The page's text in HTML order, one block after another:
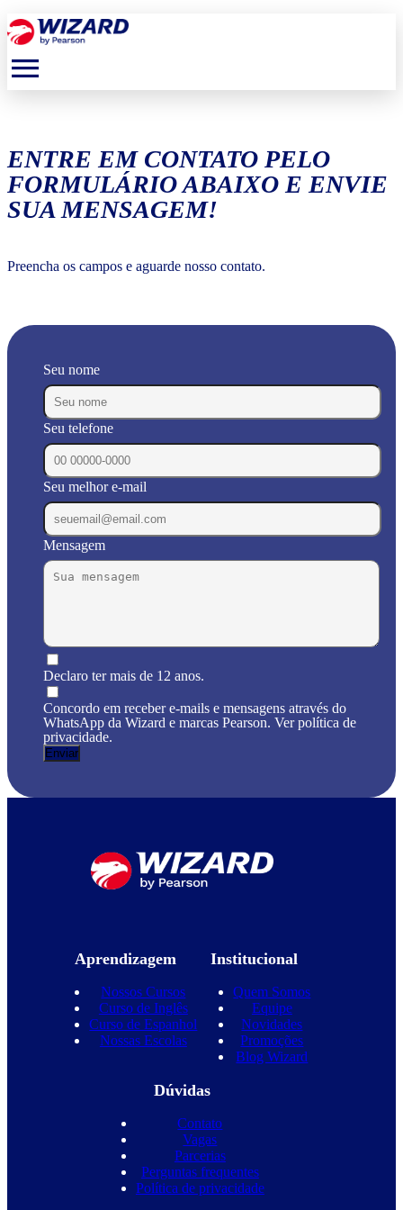
menu
ENTRE EM CONTATO PELO
FORMULÁRIO ABAIXO E ENVIE
SUA MENSAGEM!
Preencha os campos e aguarde nosso contato.
Seu nome
Seu telefone
Seu melhor e-mail
Mensagem
Declaro ter mais de 12 anos.
Concordo em receber e-mails e mensagens através do
WhatsApp da Wizard e marcas Pearson. Ver política de
privacidade.
Aprendizagem
Nossos Cursos
Curso de Inglês
Curso de Espanhol
Nossas Escolas
Institucional
Quem Somos
Equipe
Novidades
Promoções
Blog Wizard
Dúvidas
Contato
Vagas
Parcerias
Perguntas frequentes
Política de privacidade